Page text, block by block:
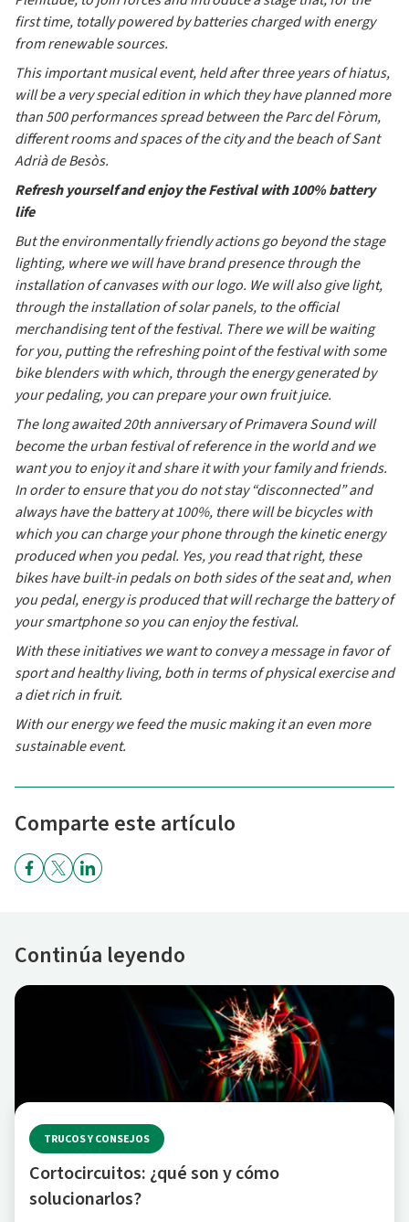
first time, totally powered by batteries charged with energy
from renewable sources.
This important musical event, held after three years of hiatus,
will be a very special edition in which they have planned more
than 500 performances spread between the Parc del Fòrum,
different rooms and spaces of the city and the beach of Sant
Adrià de Besòs.
Refresh yourself and enjoy the Festival with 100% battery
life
But the environmentally friendly actions go beyond the stage
lighting, where we will have brand presence through the
installation of canvases with our logo. We will also give light,
through the installation of solar panels, to the official
merchandising tent of the festival. There we will be waiting
for you, putting the refreshing point of the festival with some
bike blenders with which, through the energy generated by
your pedaling, you can prepare your own fruit juice.
The long awaited 20th anniversary of Primavera Sound will
become the urban festival of reference in the world and we
want you to enjoy it and share it with your family and friends.
In order to ensure that you do not stay “disconnected” and
always have the battery at 100%, there will be bicycles with
which you can charge your phone through the kinetic energy
produced when you pedal. Yes, you read that right, these
bikes have built-in pedals on both sides of the seat and, when
you pedal, energy is produced that will recharge the battery of
your smartphone so you can enjoy the festival.
With these initiatives we want to convey a message in favor of
sport and healthy living, both in terms of physical exercise and
a diet rich in fruit.
With our energy we feed the music making it an even more
sustainable event.
Comparte este artículo
Continúa leyendo
TRUCOS Y CONSEJOS
Cortocircuitos: ¿qué son y cómo
solucionarlos?